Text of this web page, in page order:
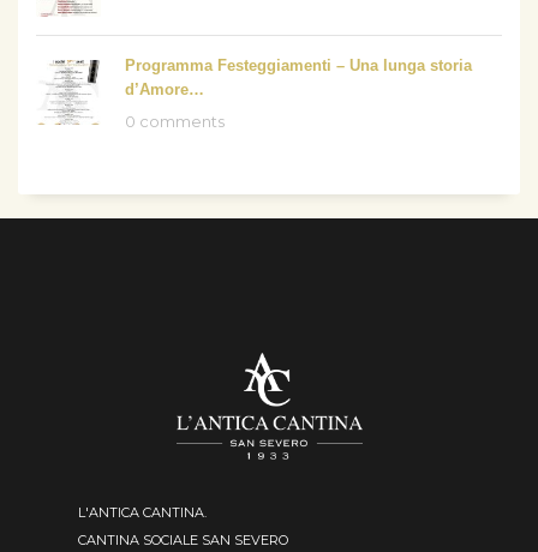
Programma Festeggiamenti – Una lunga storia
d’Amore…
0 comments
L'ANTICA CANTINA.
CANTINA SOCIALE SAN SEVERO